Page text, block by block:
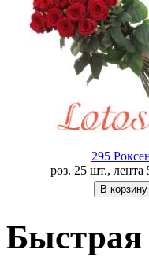
295
роз. 25 шт., лента
Быстрая